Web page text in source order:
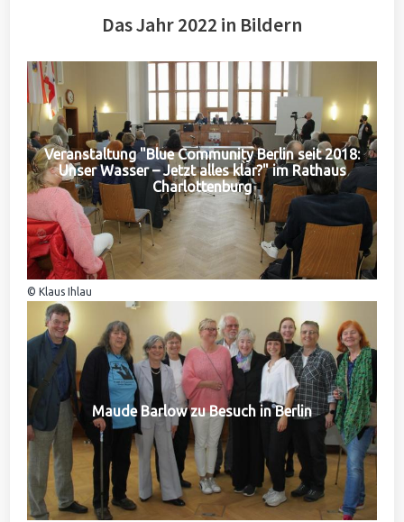
Das Jahr 2022 in Bildern
Veranstaltung "Blue Community Berlin seit 2018:
Unser Wasser – Jetzt alles klar?" im Rathaus
Charlottenburg
© Klaus Ihlau
Maude Barlow zu Besuch in Berlin